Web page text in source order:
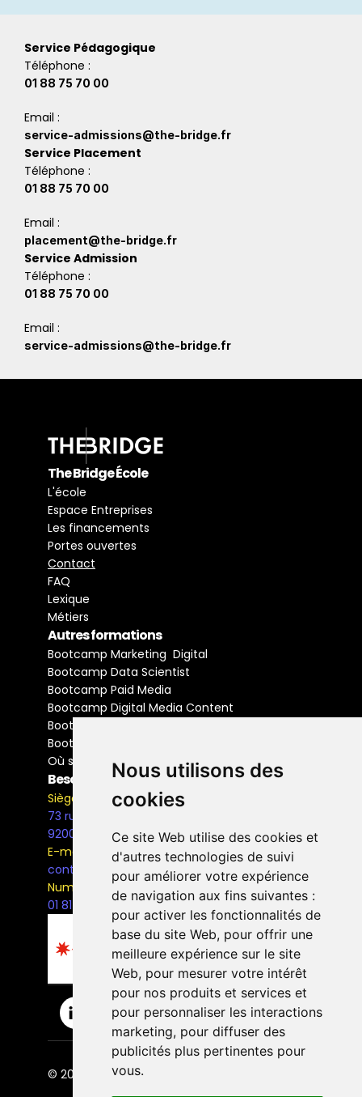
Nous utilisons des
cookies
Ce site Web utilise des cookies et
d'autres technologies de suivi
pour améliorer votre expérience
de navigation aux fins suivantes :
pour activer les fonctionnalités de
base du site Web, pour offrir une
meilleure expérience sur le site
Web, pour mesurer votre intérêt
pour nos produits et services et
pour personnaliser les interactions
marketing, pour diffuser des
publicités plus pertinentes pour
vous.
Service Pédagogique
Téléphone :
01 88 75 70 00
Email :
service-admissions@the-bridge.fr
Service Placement
Téléphone :
01 88 75 70 00
Email :
placement@the-bridge.fr
Service Admission
Téléphone :
01 88 75 70 00
Email :
service-admissions@the-bridge.fr
The Bridge École
L'école
Espace Entreprises
Les financements
Portes ouvertes
Contact
FAQ
Lexique
Métiers
Autres formations
Bootcamp Marketing  Digital
Bootcamp Data Scientist
Bootcamp Paid Media
Bootcamp Digital Media Content
Bootcamp Social Media Manager
Bootcamp Buyer Media
Où se former
Besoin d'information ?
Siège Social
73 rue Henri Barbusse,
92000, Nanterre
E-mail
contact@the-bridge.fr
Numéro de téléphone
01 81 93 68 42
© 2026 The Bridge Ecole. | Tous droits réservés.